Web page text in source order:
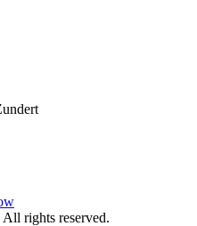
rights reserved.